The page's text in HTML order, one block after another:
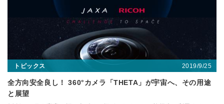
トピックス 2019/9/25
全方向安全良し！ 360°カメラ「THETA」が宇宙へ、その用途
と展望